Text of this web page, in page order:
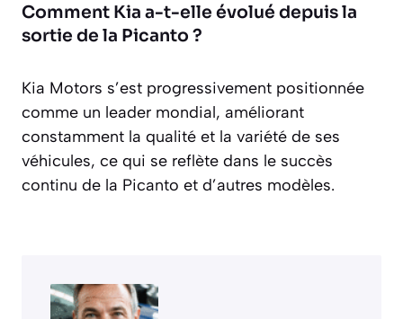
Comment Kia a-t-elle évolué depuis la
sortie de la Picanto ?
Kia Motors s’est progressivement positionnée
comme un leader mondial, améliorant
constamment la qualité et la variété de ses
véhicules, ce qui se reflète dans le succès
continu de la Picanto et d’autres modèles.